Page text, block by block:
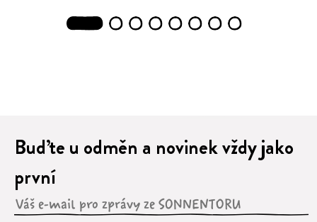
2 3 4 5 6 7 8
Buďte u odměn a novinek vždy jako
první